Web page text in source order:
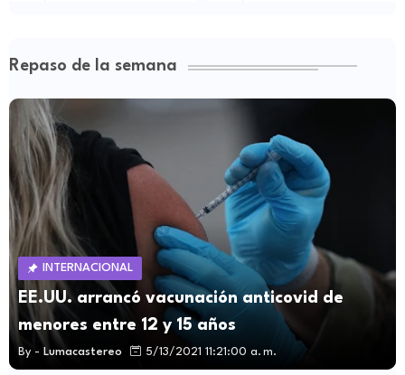
Repaso de la semana
INTERNACIONAL
EE.UU. arrancó vacunación anticovid de
menores entre 12 y 15 años
By - Lumacastereo 5/13/2021 11:21:00 a. m.